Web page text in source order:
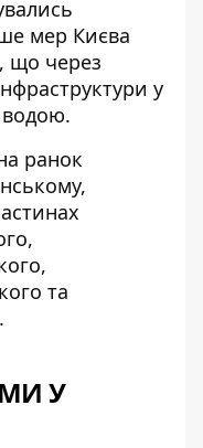
мер Києва
що через
у
водою.
ранок
та
У